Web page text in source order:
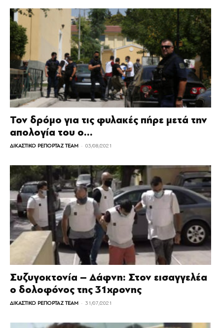
Τον δρόμο για τις φυλακές πήρε μετά την
απολογία του ο...
ΔΙΚΑΣΤΙΚΟ ΡΕΠΟΡΤΑΖ TEAM - 03/08/2021
Συζυγοκτονία – Δάφνη: Στον εισαγγελέα
ο δολοφόνος της 31χρονης
ΔΙΚΑΣΤΙΚΟ ΡΕΠΟΡΤΑΖ TEAM - 31/07/2021